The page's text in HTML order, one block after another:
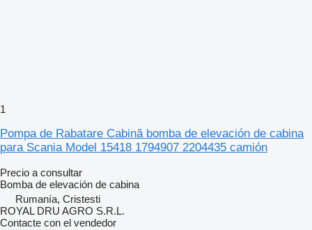
1
Pompa de Rabatare Cabină bomba de elevación de cabina
para Scania Model 15418 1794907 2204435 camión
Precio a consultar
Bomba de elevación de cabina
Rumanía, Cristesti
ROYAL DRU AGRO S.R.L.
Contacte con el vendedor